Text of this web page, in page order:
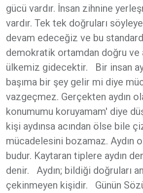
gücü vardır. İnsan zihnine
vardır. Tek tek doğruları
devam edeceğiz ve bu
demokratik ortamdan doğru ve
ülkemiz gidecektir. Bir insan
başıma bir şey gelir mi diye
vazgeçmez. Gerçekten aydın
konumumu koruyamam' diye
kişi aydınsa acından ölse bile
mücadelesini bozamaz. Aydın
budur. Kaytaran tiplere aydın
denir. Aydın; bildiği doğruları
çekinmeyen kişidir. Günün